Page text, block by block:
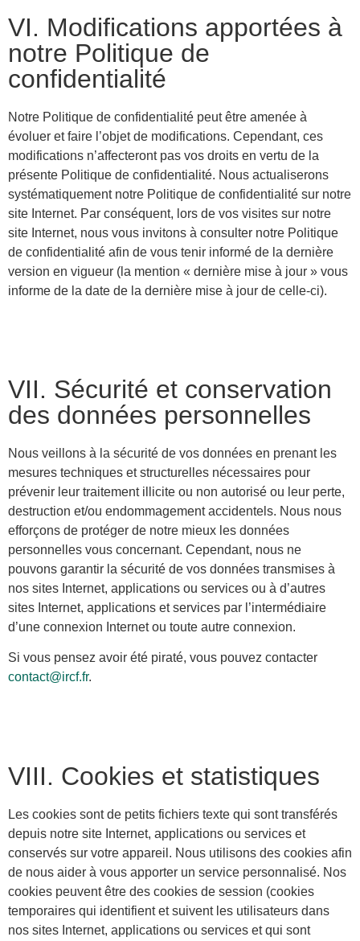
VI. Modifications apportées à
notre Politique de
confidentialité
Notre Politique de confidentialité peut être amenée à
évoluer et faire l’objet de modifications. Cependant, ces
modifications n’affecteront pas vos droits en vertu de la
présente Politique de confidentialité. Nous actualiserons
systématiquement notre Politique de confidentialité sur notre
site Internet. Par conséquent, lors de vos visites sur notre
site Internet, nous vous invitons à consulter notre Politique
de confidentialité afin de vous tenir informé de la dernière
version en vigueur (la mention « dernière mise à jour » vous
informe de la date de la dernière mise à jour de celle-ci).
VII. Sécurité et conservation
des données personnelles
Nous veillons à la sécurité de vos données en prenant les
mesures techniques et structurelles nécessaires pour
prévenir leur traitement illicite ou non autorisé ou leur perte,
destruction et/ou endommagement accidentels. Nous nous
efforçons de protéger de notre mieux les données
personnelles vous concernant. Cependant, nous ne
pouvons garantir la sécurité de vos données transmises à
nos sites Internet, applications ou services ou à d’autres
sites Internet, applications et services par l’intermédiaire
d’une connexion Internet ou toute autre connexion.
Si vous pensez avoir été piraté, vous pouvez contacter
contact@ircf.fr.
VIII. Cookies et statistiques
Les cookies sont de petits fichiers texte qui sont transférés
depuis notre site Internet, applications ou services et
conservés sur votre appareil. Nous utilisons des cookies afin
de nous aider à vous apporter un service personnalisé. Nos
cookies peuvent être des cookies de session (cookies
temporaires qui identifient et suivent les utilisateurs dans
nos sites Internet, applications ou services et qui sont